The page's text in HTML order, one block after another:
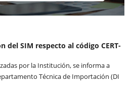
del SIM respecto al código CERT-
por la Institución, se informa a
Técnica de Importación (DI